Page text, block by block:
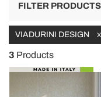
FILTER PRODUCTS
VIADURINI DESIGN X
3 Products